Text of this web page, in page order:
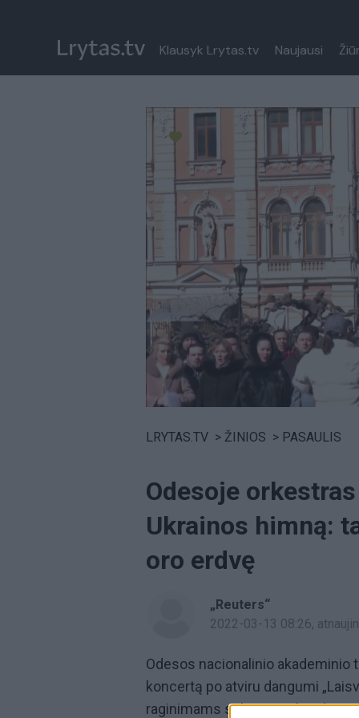
Klausyk Lrytas.tv Naujausi
Paremkite Ukrainą
LRYTAS.TV > ŽINIOS > PASAULIS
Odesoje
Ukrainos himną:
oro erdvę
„Reuters“
2022-03-13 08:26,
Odesos nacionalinio akademinio
koncertą po atviru dangumi
raginimams sukurti